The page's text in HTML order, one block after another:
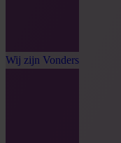
Wij zijn Vonders